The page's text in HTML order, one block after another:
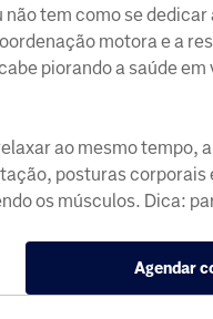
tem como se
motora e a
piorando a saúde
ao mesmo tempo,
posturas
os músculos. Dica:
Agendar